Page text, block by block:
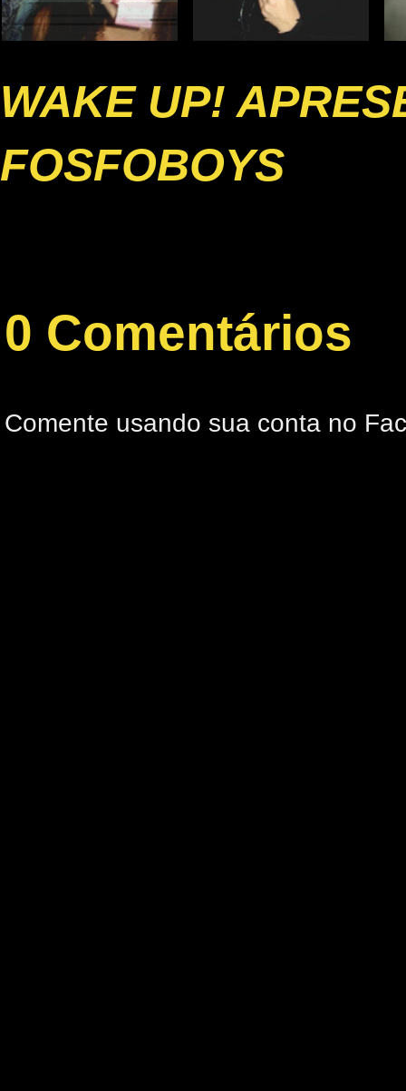
WAKE UP!
FOSFOBOYS
0 Comentários
Comente usando sua conta no